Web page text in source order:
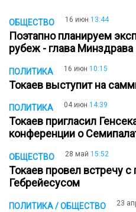
ОБЩЕСТВО 16 июн 13:44
Поэтапно планируем
рубеж - глава Минздрава
ПОЛИТИКА 16 июн 10:15
Токаев выступит на
ПОЛИТИКА 04 июн 14:39
Токаев пригласил
конференции о
ОБЩЕСТВО 28 май 15:52
Токаев провел встречу
Гебрейесусом
ПОЛИТИКА / ОБЩЕСТВО 23